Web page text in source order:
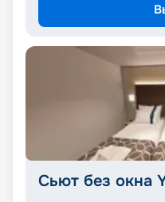
Сьют без окна